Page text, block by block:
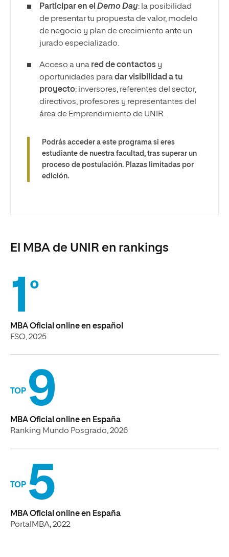
Participar en el Demo Day: la posibilidad
de presentar tu propuesta de valor, modelo
de negocio y plan de crecimiento ante un
jurado especializado.
Acceso a una red de contactos y
oportunidades paradar visibilidad a tu
proyecto: inversores, referentes del sector,
directivos, profesores y representantes del
área de Emprendimiento de UNIR.
Podrás acceder a este programa si eres
estudiante de nuestra facultad, tras superar un
proceso de postulación. Plazas limitadas por
edición.
El MBA de UNIR en rankings
1 º
MBA Oficial online en español
FSO, 2025
TOP 9
MBA Oficial online en España
Ranking Mundo Posgrado, 2026
TOP 5
MBA Oficial online en España
PortalMBA, 2022